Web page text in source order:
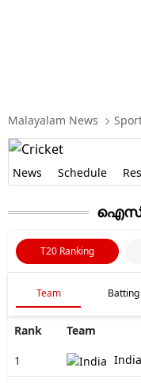
Malayalam News
News Schedule
T20 Ranking
Team Batting
Rank Team
1
India